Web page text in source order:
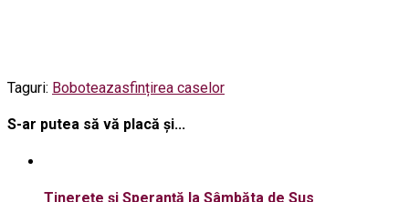
Taguri: Boboteazasfințirea caselor
S-ar putea să vă placă și...
Tinerețe și Speranță la Sâmbăta de Sus